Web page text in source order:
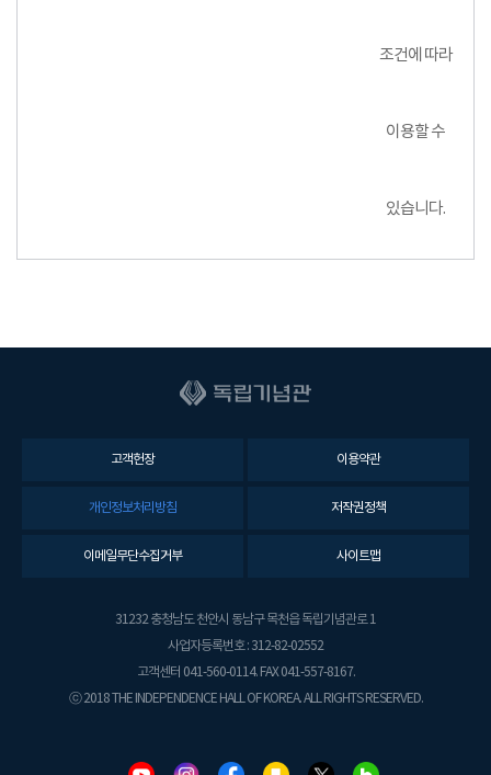
조건에 따라
이용할 수
있습니다.
고객헌장 이용약관
개인정보처리방침 저작권정책
이메일무단수집거부 사이트맵
31232 충청남도 천안시 동남구 목천읍 독립기념관로 1
사업자등록번호 : 312-82-02552
고객센터 041-560-0114. FAX 041-557-8167.
ⓒ 2018 THE INDEPENDENCE HALL OF KOREA. ALL RIGHTS RESERVED.